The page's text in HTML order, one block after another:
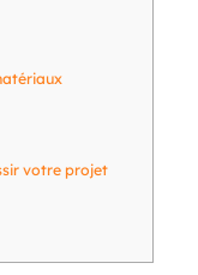
votre projet